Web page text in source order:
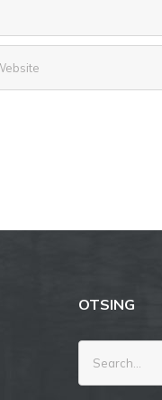
OTSING
Search
for: